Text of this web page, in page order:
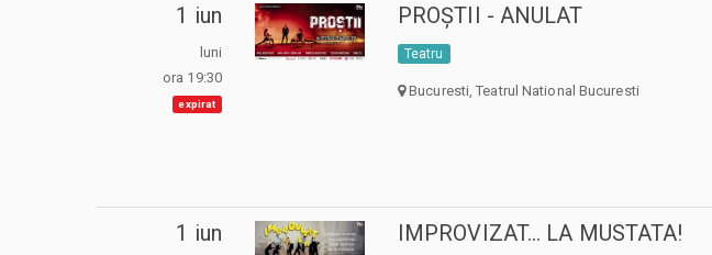
1 iun
luni
ora 19:30
expirat
PROȘTII - ANULAT
Teatru
Bucuresti, Teatrul National Bucuresti
1 iun IMPROVIZAT... LA MUSTATA!